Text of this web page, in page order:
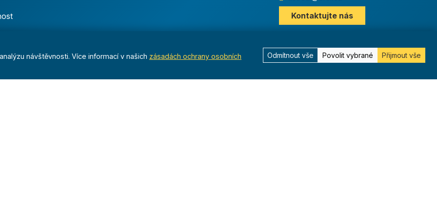
Kontaktujte nás
návštěvnosti. Více informací v našich zásadách ochrany osobních
Odmítnout vše Povolit vybrané Přijmout vše